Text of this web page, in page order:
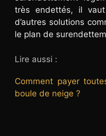
très endettés, il
d’autres solutions
le plan de
Lire aussi :
Comment payer
boule de neige ?